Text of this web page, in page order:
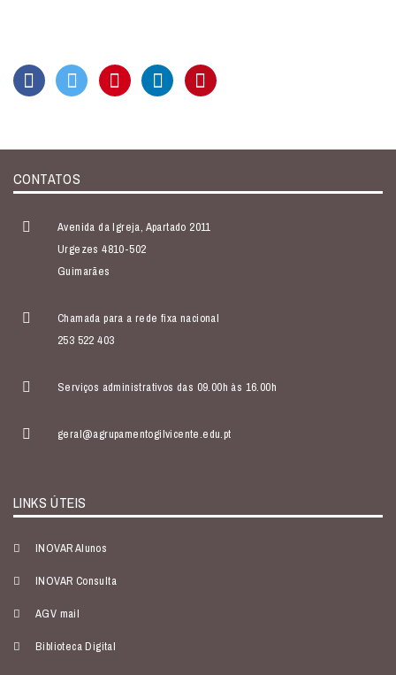
CONTATOS
Avenida da Igreja, Apartado 2011
Urgezes 4810-502
Guimarães
Chamada para a rede fixa nacional
253 522 403
Serviços administrativos das 09.00h às 16.00h
geral@agrupamentogilvicente.edu.pt
LINKS ÚTEIS
INOVAR Alunos
INOVAR Consulta
AGV mail
Biblioteca Digital